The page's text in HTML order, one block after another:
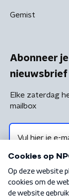
Gemist
Abonneer
nieuwsbrief
Elke zaterdag
mailbox